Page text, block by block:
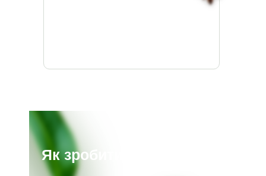
Як зробити замовлення?